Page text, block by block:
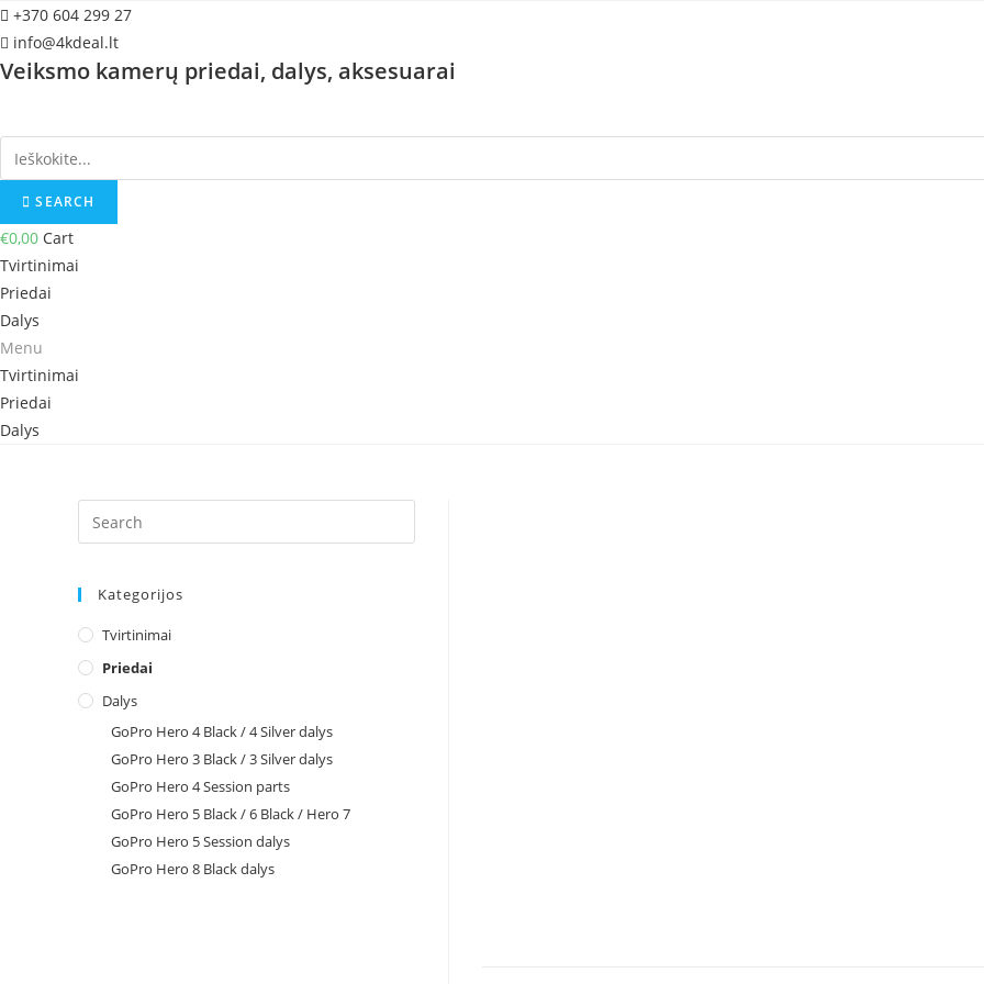
Skip
to
content
+370 604 299 27
info@4kdeal.lt
Veiksmo kamerų priedai, dalys, aksesuarai
SEARCH
€0,00 Cart
Tvirtinimai
Priedai
Dalys
Menu
Tvirtinimai
Priedai
Dalys
Search
for:
Kategorijos
Tvirtinimai
Priedai
Dalys
GoPro Hero 4 Black / 4 Silver dalys
GoPro Hero 3 Black / 3 Silver dalys
GoPro Hero 4 Session parts
GoPro Hero 5 Black / 6 Black / Hero 7
GoPro Hero 5 Session dalys
GoPro Hero 8 Black dalys